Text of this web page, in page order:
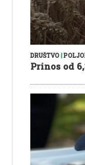
DRUŠTVO
Prinos od